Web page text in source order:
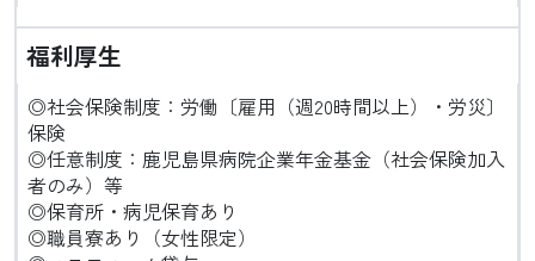
福利厚生
◎社会保険制度：労働〔雇用（週20時間以上）・労災〕
保険
◎任意制度：鹿児島県病院企業年金基金（社会保険加入
者のみ）等
◎保育所・病児保育あり
◎職員寮あり（女性限定）